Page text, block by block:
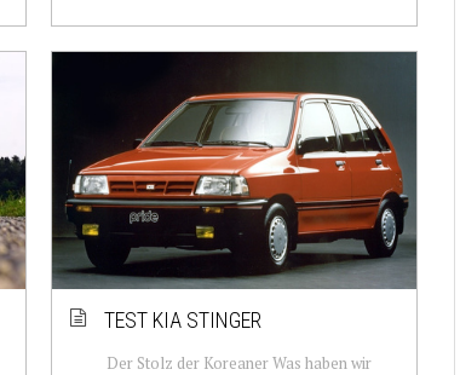
TEST KIA STINGER
Der Stolz der Koreaner Was haben wir